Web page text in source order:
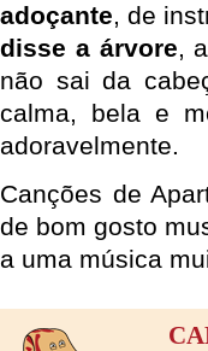
adoçante, de
disse a árvore,
não sai da
calma, bela e
adoravelmente.
Canções de
de bom gosto
a uma música